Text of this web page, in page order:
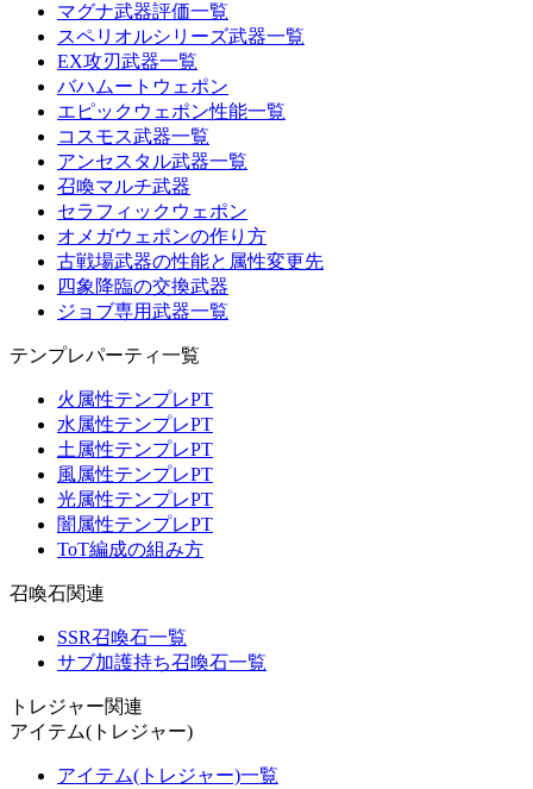
マグナ武器評価一覧
スペリオルシリーズ武器一覧
EX攻刃武器一覧
バハムートウェポン
エピックウェポン性能一覧
コスモス武器一覧
アンセスタル武器一覧
召喚マルチ武器
セラフィックウェポン
オメガウェポンの作り方
古戦場武器の性能と属性変更先
四象降臨の交換武器
ジョブ専用武器一覧
テンプレパーティ一覧
火属性テンプレPT
水属性テンプレPT
土属性テンプレPT
風属性テンプレPT
光属性テンプレPT
闇属性テンプレPT
ToT編成の組み方
召喚石関連
SSR召喚石一覧
サブ加護持ち召喚石一覧
トレジャー関連
アイテム(トレジャー)
アイテム(トレジャー)一覧